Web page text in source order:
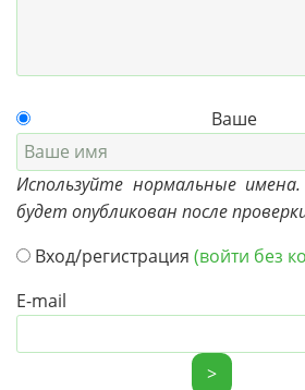
Ваше
Используйте нормальные
будет опубликован после
Вход/регистрация (войти без
E-mail
>